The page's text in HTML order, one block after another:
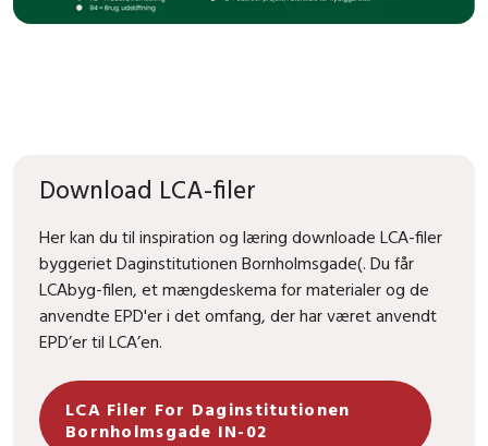
Download LCA-filer
Her kan du til inspiration og læring downloade LCA-filer
byggeriet Daginstitutionen Bornholmsgade(. Du får
LCAbyg-filen, et mængdeskema for materialer og de
anvendte EPD'er i det omfang, der har været anvendt
EPD’er til LCA’en.
LCA Filer For Daginstitutionen
Bornholmsgade IN-02